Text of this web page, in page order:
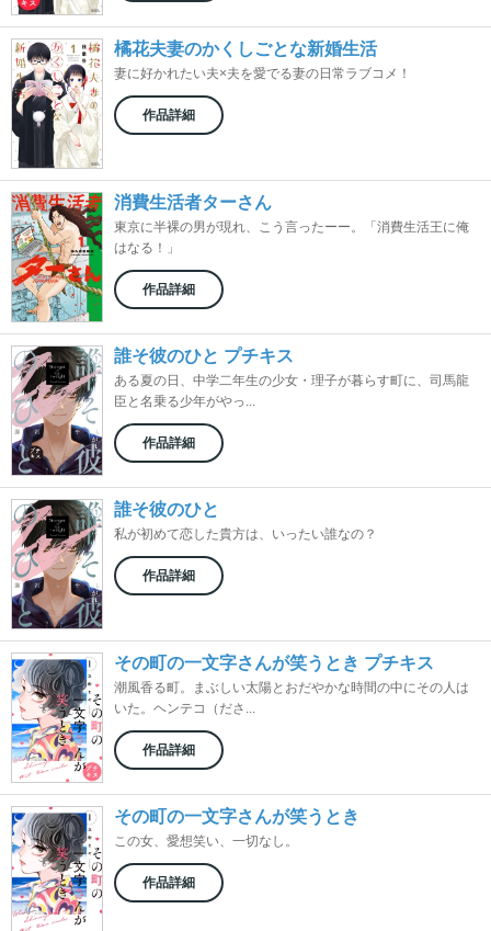
橘花夫妻のかくしごとな新婚生活
妻に好かれたい夫×夫を愛でる妻の日常ラブコメ！
作品詳細
消費生活者ターさん
東京に半裸の男が現れ、こう言ったーー。「消費生活王に俺
はなる！」
作品詳細
誰そ彼のひと プチキス
ある夏の日、中学二年生の少女・理子が暮らす町に、司馬龍
臣と名乗る少年がやっ...
作品詳細
誰そ彼のひと
私が初めて恋した貴方は、いったい誰なの？
作品詳細
その町の一文字さんが笑うとき プチキス
潮風香る町。まぶしい太陽とおだやかな時間の中にその人は
いた。ヘンテコ（ださ...
作品詳細
その町の一文字さんが笑うとき
この女、愛想笑い、一切なし。
作品詳細